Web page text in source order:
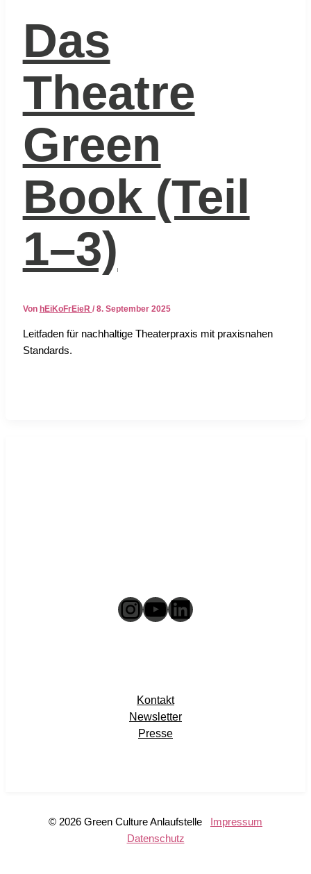
Das
Theatre
Green
Book (Teil
1–3)
Von hEiKoFrEieR / 8. September 2025
Leit­fa­den für nach­hal­ti­ge Thea­ter­pra­xis mit pra­xis­na­hen
Stan­dards.
Instagram
YouTube
LinkedIn
Kontakt
Newsletter
Presse
© 2026 Green Culture Anlaufstelle
Impressum
Datenschutz